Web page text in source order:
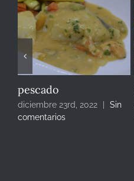
pescado
diciembre 23rd, 2022
Sin
comentarios